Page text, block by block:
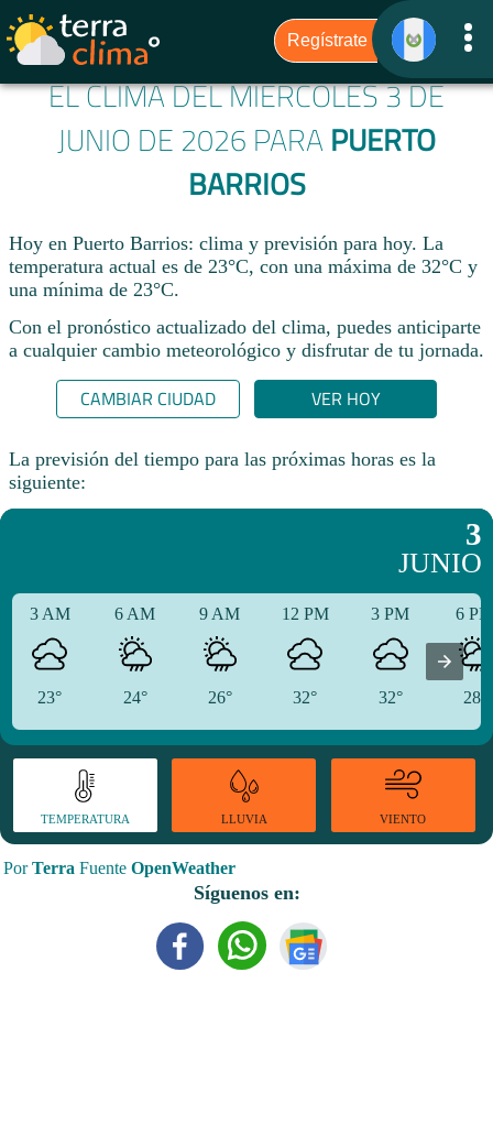
EL CLIMA DEL MIÉRCOLES 3 DE
JUNIO DE 2026 PARA PUERTO
BARRIOS
Hoy en Puerto Barrios: clima y previsión para hoy. La
temperatura actual es de 23°C, con una máxima de 32°C y
una mínima de 23°C.​
Con el pronóstico actualizado del clima, puedes anticiparte
a cualquier cambio meteorológico y disfrutar de tu jornada.​
CAMBIAR CIUDAD VER HOY
La previsión del tiempo para las próximas horas es la
siguiente:
3
JUNIO
3 AM
23°
6 AM
24°
9 AM
26°
12 PM
32°
3 PM
32°
6
28°
TEMPERATURA LLUVIA VIENTO
PorTerra Fuente OpenWeather
Síguenos en: